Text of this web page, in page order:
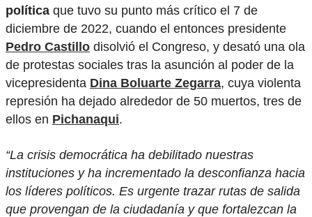
política que tuvo su punto más crítico el 7 de
diciembre de 2022, cuando el entonces presidente
Pedro Castillo disolvió el Congreso, y desató una ola
de protestas sociales tras la asunción al poder de la
vicepresidenta Dina Boluarte Zegarra, cuya violenta
represión ha dejado alrededor de 50 muertos, tres de
ellos en Pichanaqui.
“La crisis democrática ha debilitado nuestras
instituciones y ha incrementado la desconfianza hacia
los líderes políticos. Es urgente trazar rutas de salida
que provengan de la ciudadanía y que fortalezcan la